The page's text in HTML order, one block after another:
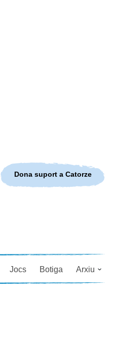
Jocs Botiga Arxiu
Dona suport a Catorze